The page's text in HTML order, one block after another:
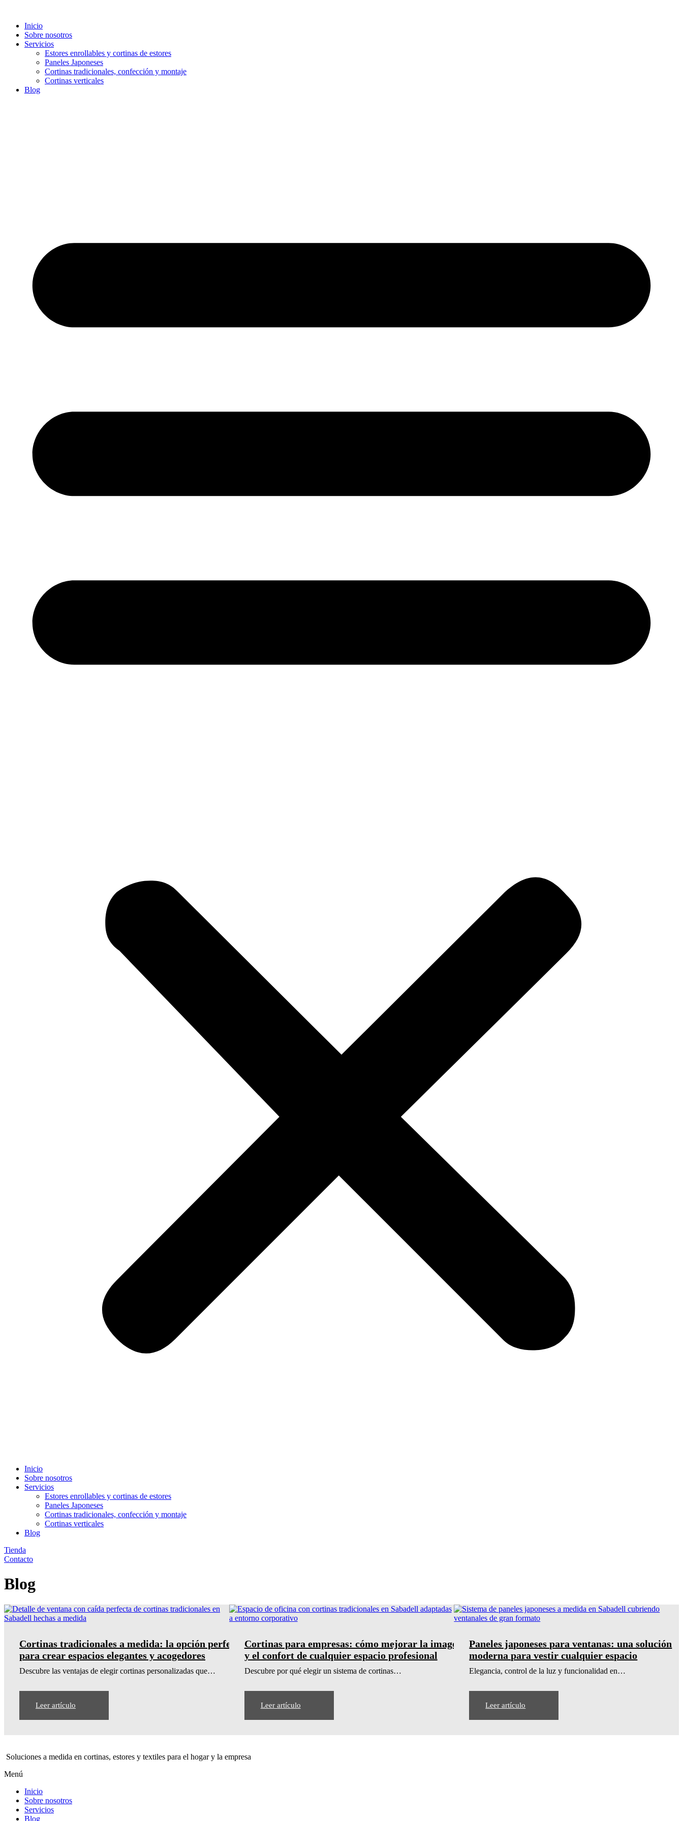
Inicio
Sobre nosotros
Servicios
Estores enrollables y cortinas de estores
Paneles Japoneses
Cortinas tradicionales, confección y montaje
Cortinas verticales
Blog
Inicio
Sobre nosotros
Servicios
Estores enrollables y cortinas de estores
Paneles Japoneses
Cortinas tradicionales, confección y montaje
Cortinas verticales
Blog
Tienda
Contacto
Blog
Cortinas tradicionales a medida: la opción perfecta
para crear espacios elegantes y acogedores
Descubre las ventajas de elegir cortinas personalizadas que…
Leer artículo
Cortinas para empresas: cómo mejorar la imagen
y el confort de cualquier espacio profesional
Descubre por qué elegir un sistema de cortinas…
Leer artículo
Paneles japoneses para ventanas: una solución
moderna para vestir cualquier espacio
Elegancia, control de la luz y funcionalidad en…
Leer artículo
Soluciones a medida en cortinas, estores y textiles para el hogar y la empresa
Menú
Inicio
Sobre nosotros
Servicios
Blog